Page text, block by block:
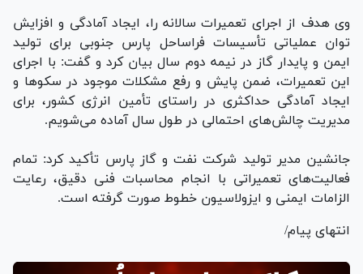
وی هدف از اجرای تعمیرات سالانه را، ایجاد آمادگی و افزایش
توان عملیاتی تأسیسات فراساحل پارس جنوبی برای تولید
ایمن و پایدار گاز در نیمه دوم سال بیان کرد و گفت: با اجرای
این تعمیرات، ضمن پایش و رفع مشکلات موجود در سکو‌ها و
ایجاد آمادگی حداکثری در راستای تأمین انرژی کشور، برای
مدیریت چالش‌های احتمالی در طول سال آماده می‌شویم.
جانشین مدیر تولید شرکت نفت و گاز پارس تأکید کرد: تمام
فعالیت‌های تعمیراتی با انجام محاسبات فنی دقیق، رعایت
الزامات ایمنی و ایزولاسیون خطوط صورت گرفته است.
انتهای پیام/